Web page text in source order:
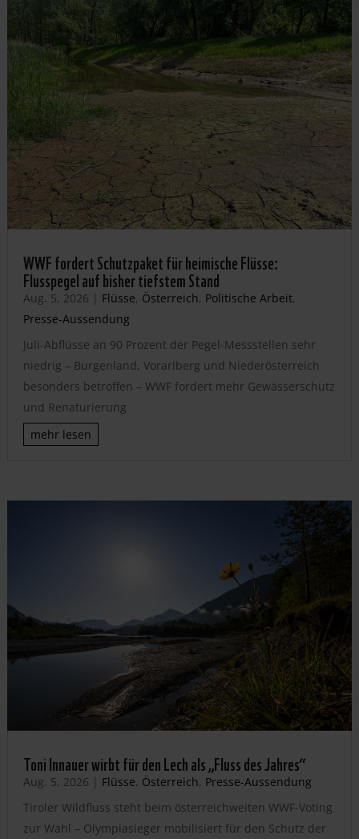
WWF fordert Schutzpaket für heimische Flüsse:
Flusspegel auf bisher tiefstem Stand
Aug. 5, 2026 | Flüsse, Österreich, Politische Arbeit,
Presse-Aussendung
Juli-Abflüsse an 90 Prozent der Pegel-Messstellen sehr
niedrig – Burgenland, Vorarlberg und Niederösterreich
besonders betroffen – WWF fordert mehr Gewässerschutz
und Renaturierung
mehr lesen
Toni Innauer wirbt für den Lech als „Fluss des Jahres“
Aug. 5, 2026 | Flüsse, Österreich, Presse-Aussendung
Tiroler Wildfluss steht beim österreichweiten WWF-Voting
zur Wahl – Olympiasieger mobilisiert für den Schutz der